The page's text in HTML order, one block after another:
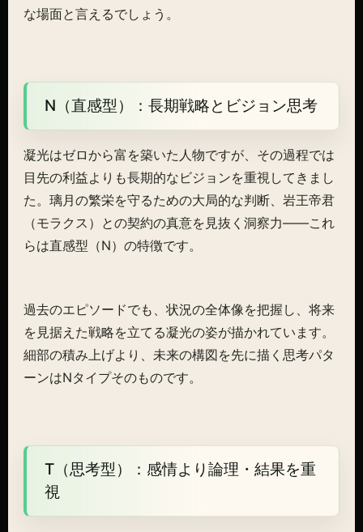
な場面と言えるでしょう。
N（直感型）：長期戦略とビジョン思考
凝光はゼロから富を築いた人物ですが、その過程では
目先の利益よりも長期的なビジョンを重視してきまし
た。璃月の繁栄を守るための大局的な判断、岩王帝君
（モラクス）との契約の真意を見抜く洞察力——これ
らは直感型（N）の特徴です。
過去のエピソードでも、状況の全体像を把握し、将来
を見据えた戦略を立てる凝光の姿が描かれています。
細部の積み上げより、未来の構図を先に描く思考パタ
ーンはNタイプそのものです。
T（思考型）：感情より論理・結果を重
視